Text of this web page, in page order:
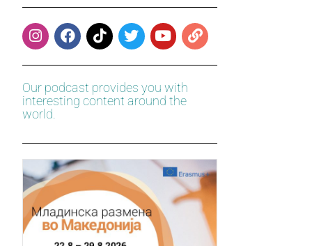
Our podcast provides you with
interesting content around the
world.